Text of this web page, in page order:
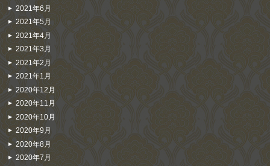
2021年6月
2021年5月
2021年4月
2021年3月
2021年2月
2021年1月
2020年12月
2020年11月
2020年10月
2020年9月
2020年8月
2020年7月